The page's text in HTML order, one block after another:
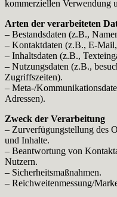
kommerziellen Verwendung
Arten der verarbeiteten
– Bestandsdaten (z.B.,
– Kontaktdaten (z.B., E-
– Inhaltsdaten (z.B.,
– Nutzungsdaten (z.B.,
Zugriffszeiten).
– Meta-/
Adressen).
Zweck der Verarbeitung
– Zurverfügungstellung des
und Inhalte.
– Beantwortung von
Nutzern.
– Sicherheitsmaßnahmen.
– Reichweitenmessung/